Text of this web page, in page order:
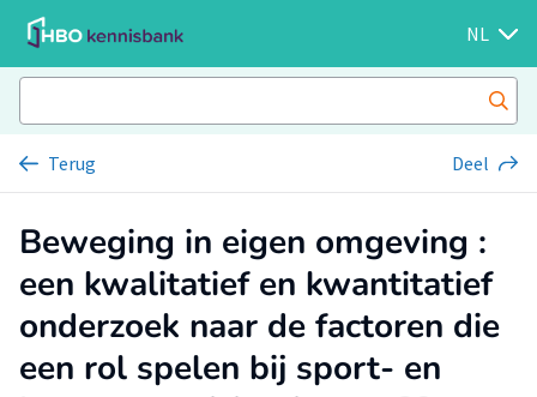
NL
Terug Deel
Beweging in eigen omgeving :
een kwalitatief en kwantitatief
onderzoek naar de factoren die
een rol spelen bij sport- en